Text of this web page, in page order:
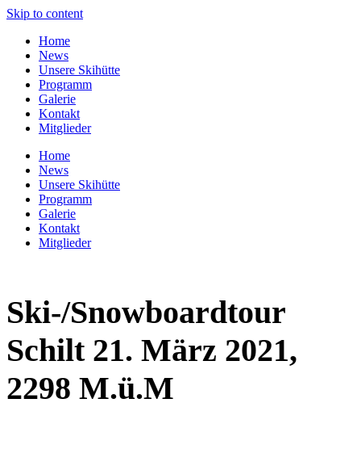
Skip to content
Home
News
Unsere Skihütte
Programm
Galerie
Kontakt
Mitglieder
Home
News
Unsere Skihütte
Programm
Galerie
Kontakt
Mitglieder
Ski-/Snowboardtour
Schilt 21. März 2021,
2298 M.ü.M